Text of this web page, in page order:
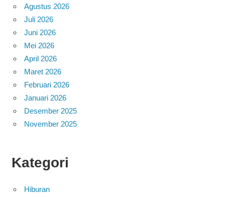
Agustus 2026
Juli 2026
Juni 2026
Mei 2026
April 2026
Maret 2026
Februari 2026
Januari 2026
Desember 2025
November 2025
Kategori
Hiburan